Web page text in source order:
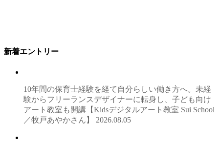
新着エントリー
10年間の保育士経験を経て自分らしい働き方へ。未経
験からフリーランスデザイナーに転身し、子ども向け
アート教室も開講【Kidsデジタルアート教室 Sui School
／牧戸あやかさん】 2026.08.05